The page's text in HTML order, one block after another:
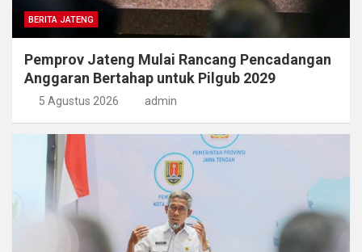
BERITA JATENG
Pemprov Jateng Mulai Rancang Pencadangan
Anggaran Bertahap untuk Pilgub 2029
5 Agustus 2026 admin